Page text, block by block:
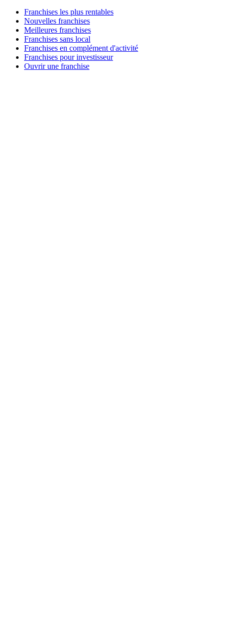
Franchises les plus rentables
Nouvelles franchises
Meilleures franchises
Franchises sans local
Franchises en complément d'activité
Franchises pour investisseur
Ouvrir une franchise